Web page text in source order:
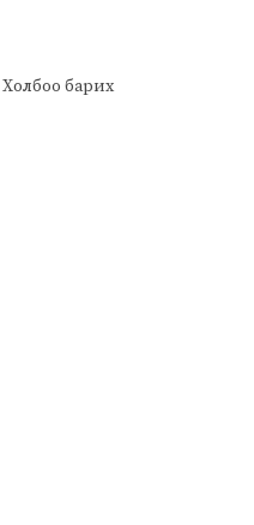
Холбоо барих